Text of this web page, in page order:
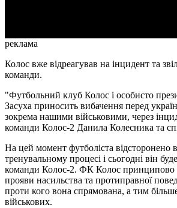
реклама
Колос вже відреагував на інцидент та
команди.
"Футбольний клуб Колос і особисто
Засуха приносить вибачення перед
зокрема нашими військовими, через
команди Колос-2 Данила Колесника та
На цей момент футболіста відсторонено
тренувальному процесі і сьогодні він
команди Колос-2. ФК Колос принципово
прояви насильства та протиправної
проти кого вона спрямована, а тим
військових.